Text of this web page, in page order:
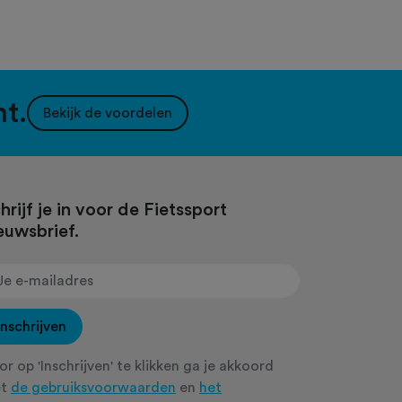
Bekijk de voordelen
je in voor de Fietssport
op 'Inschrijven' te klikken ga je akkoord
de gebruiksvoorwaarden en het